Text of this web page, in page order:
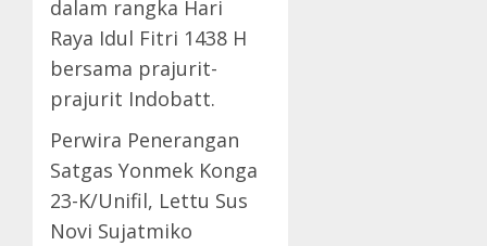
dalam rangka Hari
Raya Idul Fitri 1438 H
bersama prajurit-
prajurit Indobatt.
Perwira Penerangan
Satgas Yonmek Konga
23-K/Unifil, Lettu Sus
Novi Sujatmiko